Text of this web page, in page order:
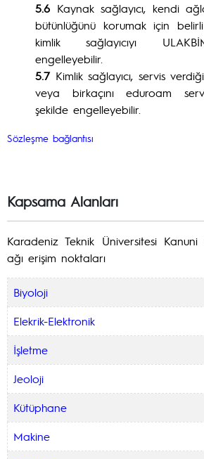
5.6 Kaynak sağlayıcı, kendi
bütünlüğünü korumak için belirli
kimlik sağlayıcıyı
engelleyebilir.
5.7Kimlik sağlayıcı, servis
veya birkaçını eduroam
şekilde engelleyebilir.
Sözleşme bağlantısı
Kapsama Alanları
Karadeniz Teknik Üniversitesi Kanuni
ağı erişim noktaları
Biyoloji
Elekrik-Elektronik
İşletme
Jeoloji
Kütüphane
Makine